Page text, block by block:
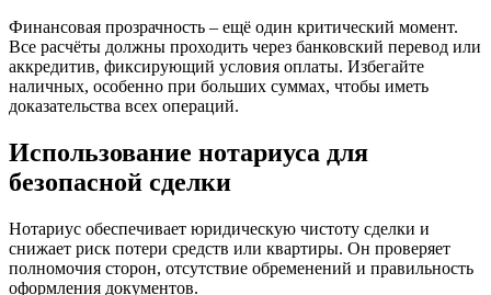
Финансовая прозрачность – ещё один критический момент.
Все расчёты должны проходить через банковский перевод или
аккредитив, фиксирующий условия оплаты. Избегайте
наличных, особенно при больших суммах, чтобы иметь
доказательства всех операций.
Использование нотариуса для
безопасной сделки
Нотариус обеспечивает юридическую чистоту сделки и
снижает риск потери средств или квартиры. Он проверяет
полномочия сторон, отсутствие обременений и правильность
оформления документов.